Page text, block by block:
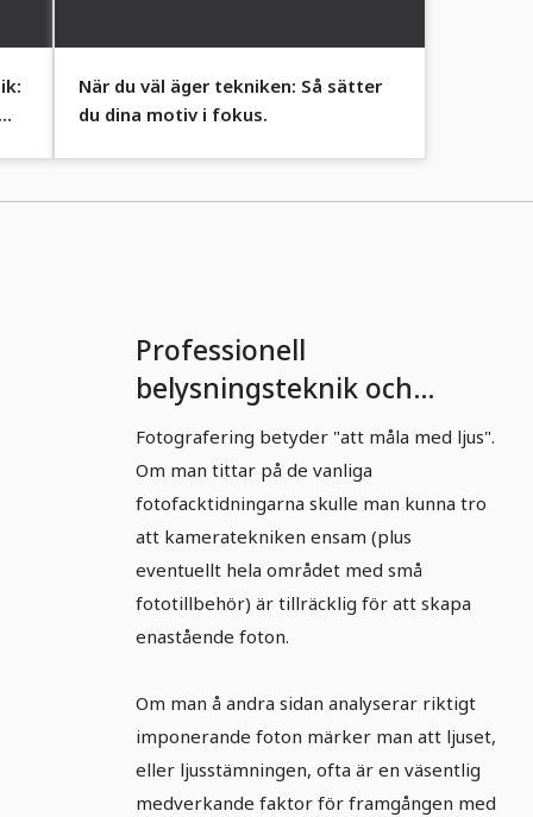
När du väl äger tekniken: Så sätter
du dina motiv i fokus.
Professionell
belysningsteknik och
ljusstyrning: Del 2 - Tre
anledningar till varför
belysningsteknik bör
användas
Fotografering betyder "att måla med ljus".
Om man tittar på de vanliga
fotofacktidningarna skulle man kunna tro
att kameratekniken ensam (plus
eventuellt hela området med små
fototillbehör) är tillräcklig för att skapa
enastående foton.
Om man å andra sidan analyserar riktigt
imponerande foton märker man att ljuset,
eller ljusstämningen, ofta är en väsentlig
medverkande faktor för framgången med